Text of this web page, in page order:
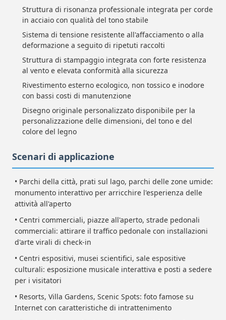
Struttura di risonanza professionale integrata per corde
in acciaio con qualità del tono stabile
Sistema di tensione resistente all'affacciamento o alla
deformazione a seguito di ripetuti raccolti
Struttura di stampaggio integrata con forte resistenza
al vento e elevata conformità alla sicurezza
Rivestimento esterno ecologico, non tossico e inodore
con bassi costi di manutenzione
Disegno originale personalizzato disponibile per la
personalizzazione delle dimensioni, del tono e del
colore del legno
Scenari di applicazione
• Parchi della città, prati sul lago, parchi delle zone umide:
monumento interattivo per arricchire l'esperienza delle
attività all'aperto
• Centri commerciali, piazze all'aperto, strade pedonali
commerciali: attirare il traffico pedonale con installazioni
d'arte virali di check-in
• Centri espositivi, musei scientifici, sale espositive
culturali: esposizione musicale interattiva e posti a sedere
per i visitatori
• Resorts, Villa Gardens, Scenic Spots: foto famose su
Internet con caratteristiche di intrattenimento